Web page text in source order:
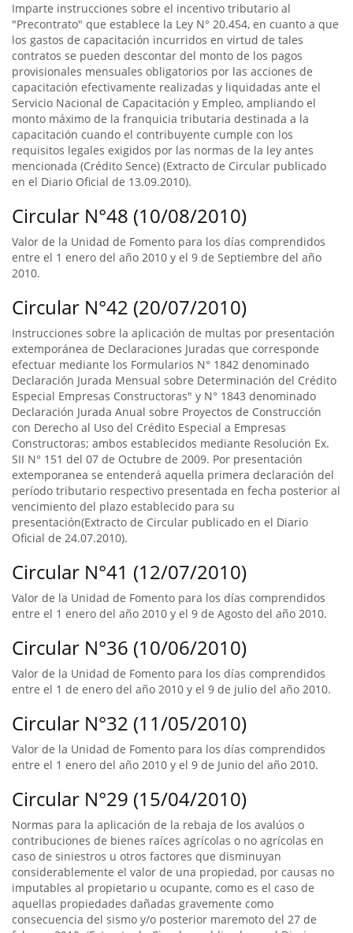
Imparte instrucciones sobre el incentivo tributario al
"Precontrato" que establece la Ley N° 20.454, en cuanto a que
los gastos de capacitación incurridos en virtud de tales
contratos se pueden descontar del monto de los pagos
provisionales mensuales obligatorios por las acciones de
capacitación efectivamente realizadas y liquidadas ante el
Servicio Nacional de Capacitación y Empleo, ampliando el
monto máximo de la franquicia tributaria destinada a la
capacitación cuando el contribuyente cumple con los
requisitos legales exigidos por las normas de la ley antes
mencionada (Crédito Sence) (Extracto de Circular publicado
en el Diario Oficial de 13.09.2010).
Circular N°48 (10/08/2010)
Valor de la Unidad de Fomento para los días comprendidos
entre el 1 enero del año 2010 y el 9 de Septiembre del año
2010.
Circular N°42 (20/07/2010)
Instrucciones sobre la aplicación de multas por presentación
extemporánea de Declaraciones Juradas que corresponde
efectuar mediante los Formularios N° 1842 denominado
Declaración Jurada Mensual sobre Determinación del Crédito
Especial Empresas Constructoras" y N° 1843 denominado
Declaración Jurada Anual sobre Proyectos de Construcción
con Derecho al Uso del Crédito Especial a Empresas
Constructoras; ambos establecidos mediante Resolución Ex.
SII N° 151 del 07 de Octubre de 2009. Por presentación
extemporanea se entenderá aquella primera declaración del
período tributario respectivo presentada en fecha posterior al
vencimiento del plazo establecido para su
presentación(Extracto de Circular publicado en el Diario
Oficial de 24.07.2010).
Circular N°41 (12/07/2010)
Valor de la Unidad de Fomento para los días comprendidos
entre el 1 enero del año 2010 y el 9 de Agosto del año 2010.
Circular N°36 (10/06/2010)
Valor de la Unidad de Fomento para los días comprendidos
entre el 1 de enero del año 2010 y el 9 de julio del año 2010.
Circular N°32 (11/05/2010)
Valor de la Unidad de Fomento para los días comprendidos
entre el 1 enero del año 2010 y el 9 de Junio del año 2010.
Circular N°29 (15/04/2010)
Normas para la aplicación de la rebaja de los avalúos o
contribuciones de bienes raíces agrícolas o no agrícolas en
caso de siniestros u otros factores que disminuyan
considerablemente el valor de una propiedad, por causas no
imputables al propietario u ocupante, como es el caso de
aquellas propiedades dañadas gravemente como
consecuencia del sismo y/o posterior maremoto del 27 de